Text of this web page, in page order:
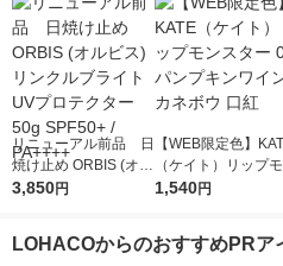
リニューアル前品 日
焼け止め ORBIS (オル
ビス) リンクルブライ
3,850円
【WEB限定色】
（ケイト）リップ
スター 04 パンプキン
1,540円
LOHACOからのおすすめPRア